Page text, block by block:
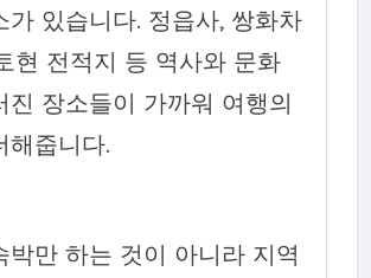
가 있습니다. 정읍사, 쌍화차
현 전적지 등 역사와 문화
진 장소들이 가까워 여행의
해줍니다.
박만 하는 것이 아니라 지역